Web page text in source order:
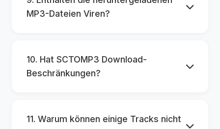
MP3-Dateien Viren?
10. Hat SCTOMP3 Download-
Beschränkungen?
11. Warum können einige Tracks nicht